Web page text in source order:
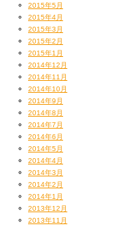
2015年5月
2015年4月
2015年3月
2015年2月
2015年1月
2014年12月
2014年11月
2014年10月
2014年9月
2014年8月
2014年7月
2014年6月
2014年5月
2014年4月
2014年3月
2014年2月
2014年1月
2013年12月
2013年11月